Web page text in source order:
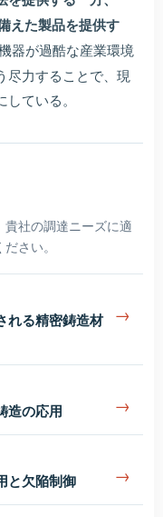
えた製品を提供す
器が過酷な産業環境
尽力することで、現
ている。
社の調達ニーズに適
さい。
れる精密鋳造材
→
造の応用 →
と欠陥制御 →